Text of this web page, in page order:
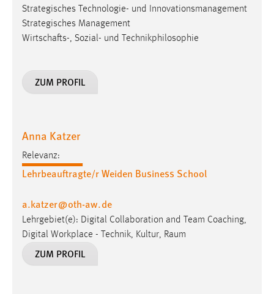
Strategisches Technologie- und Innovationsmanagement
Strategisches Management
Wirtschafts-, Sozial- und Technikphilosophie
ZUM PROFIL
Anna Katzer
Relevanz:
Lehrbeauftragte/r Weiden Business School
a.katzer@oth-aw.de
Lehrgebiet(e): Digital Collaboration and Team Coaching,
Digital Workplace - Technik, Kultur, Raum
ZUM PROFIL